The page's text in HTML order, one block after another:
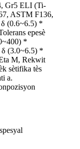
Gr5 ELI (Ti-
ASTM F136,
​​(0.6~6.5) *
epesè
*
(3.0~6.5) *
M, Rekwit
sètifika tès
a.